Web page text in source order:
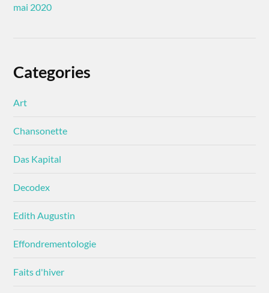
mai 2020
Categories
Art
Chansonette
Das Kapital
Decodex
Edith Augustin
Effondrementologie
Faits d'hiver